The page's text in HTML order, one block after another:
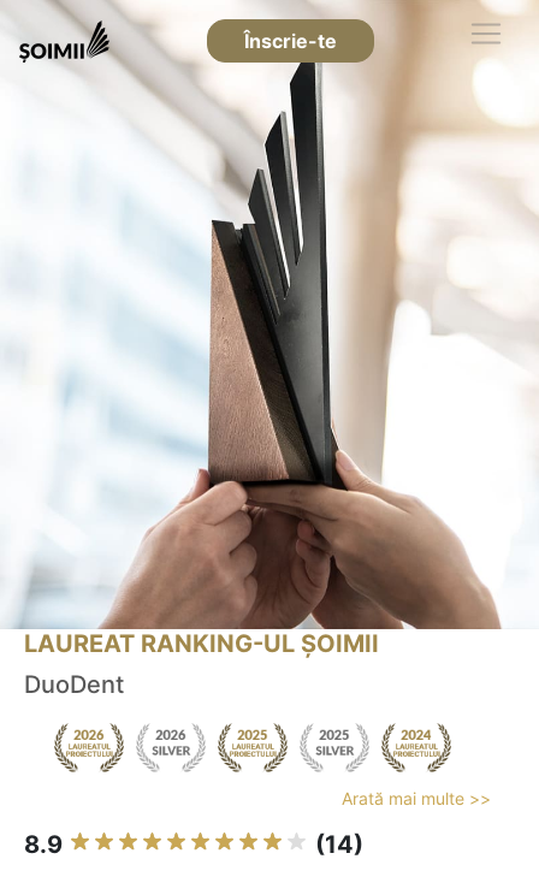
Înscrie-te
LAUREAT RANKING-UL ȘOIMII
DuoDent
Arată mai multe >>
8.9 (14)